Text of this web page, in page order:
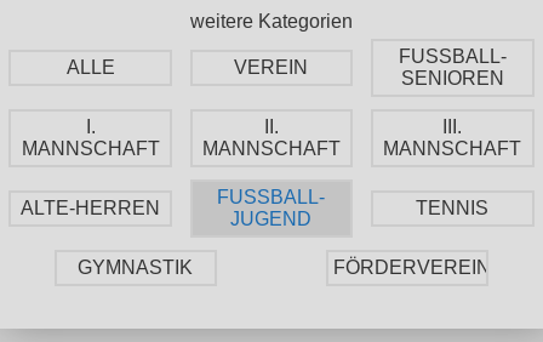
weitere Kategorien
ALLE VEREIN
FUSSBALL-
SENIOREN
I.
MANNSCHAFT
II.
MANNSCHAFT
III.
MANNSCHAFT
ALTE-HERREN
FUSSBALL-
JUGEND
TENNIS
GYMNASTIK FÖRDERVEREIN